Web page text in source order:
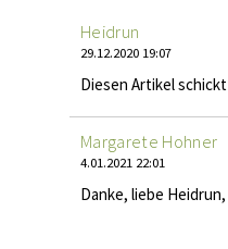
Heidrun
29.12.2020 19:07
Diesen Artikel
Margarete Hohner
4.01.2021 22:01
Danke, liebe